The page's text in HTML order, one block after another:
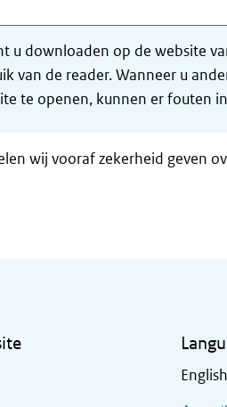
u downloaden op de website
van de reader. Wanneer u
te openen, kunnen er fouten
wij vooraf zekerheid geven
English